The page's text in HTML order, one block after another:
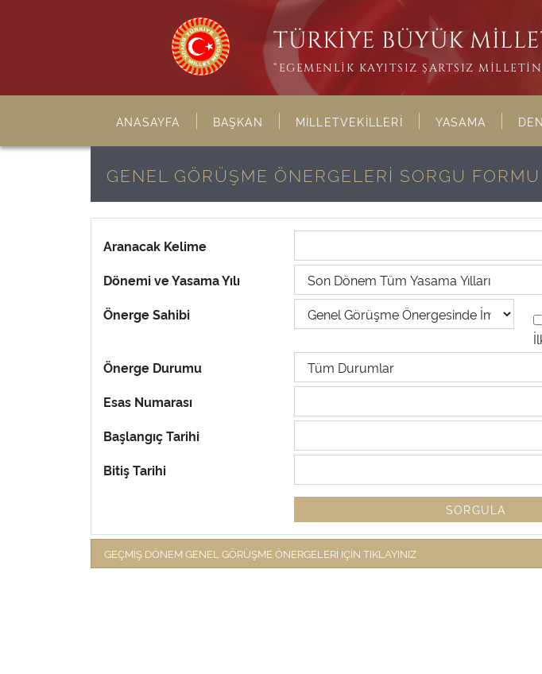
TÜRKİYE BÜYÜK
“EGEMENLİK KAYITSIZ ŞARTSIZ
ANASAYFA BAŞKAN MİLLETVEKİLLERİ YASAMA
GENEL GÖRÜŞME ÖNERGELERİ SORGU FORMU
Aranacak Kelime
Dönemi ve Yasama Yılı
Önerge Sahibi
Önerge Durumu
Esas Numarası
Başlangıç Tarihi
Bitiş Tarihi
SORGULA
GEÇMİŞ DÖNEM GENEL GÖRÜŞME ÖNERGELERİ İÇİN TIKLAYINIZ